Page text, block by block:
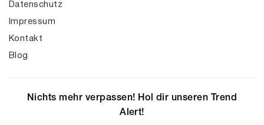
Datenschutz
Impressum
Kontakt
Blog
Nichts mehr verpassen! Hol dir unseren Trend
Alert!